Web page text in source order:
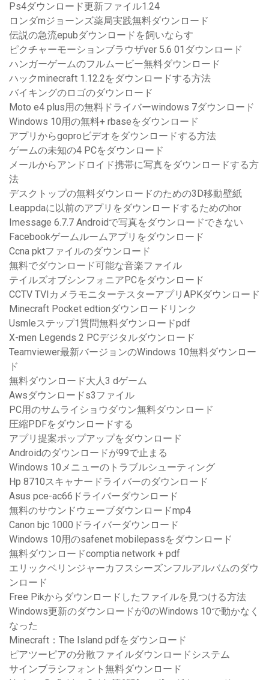
Ps4ダウンロード更新ファイル1.24
ロンダmジョーンズ薬局実践無料ダウンロード
伝説の急流epubダウンロードを飼いならす
ピクチャーモーションブラウザver 5.6 01ダウンロード
ハンガーゲームのフルムービー無料ダウンロード
ハックminecraft 1.12.2をダウンロードする方法
バイキングのロゴのダウンロード
Moto e4 plus用の無料ドライバーwindows 7ダウンロード
Windows 10用の無料+ rbaseをダウンロード
アプリからgoproビデオをダウンロードする方法
ゲームの未知の4 PCをダウンロード
メールからアンドロイド携帯に写真をダウンロードする方
法
デスクトップの無料ダウンロードのための3D移動壁紙
Leappdaに以前のアプリをダウンロードするためのhor
Imessage 6.7.7 Androidで写真をダウンロードできない
Facebookゲームルームアプリをダウンロード
Ccna pktファイルのダウンロード
無料でダウンロード可能な音楽ファイル
テイルズオブシンフォニアPCをダウンロード
CCTV TVIカメラモニターテスターアプリAPKダウンロード
Minecraft Pocket edtionダウンロードリンク
Usmleステップ1質問無料ダウンロードpdf
X-men Legends 2 PCデジタルダウンロード
Teamviewer最新バージョンのWindows 10無料ダウンロー
ド
無料ダウンロード大人3 dゲーム
Awsダウンロードs3ファイル
PC用のサムライショウダウン無料ダウンロード
圧縮PDFをダウンロードする
アプリ提案ポップアップをダウンロード
Androidのダウンロードが99で止まる
Windows 10メニューのトラブルシューティング
Hp 8710スキャナードライバーのダウンロード
Asus pce-ac66ドライバーダウンロード
無料のサウンドウェーブダウンロードmp4
Canon bjc 1000ドライバーダウンロード
Windows 10用のsafenet mobilepassをダウンロード
無料ダウンロードcomptia network + pdf
エリックベリンジャーカフスシーズンフルアルバムのダウ
ンロード
Free Pikからダウンロードしたファイルを見つける方法
Windows更新のダウンロードが0のWindows 10で動かなく
なった
Minecraft：The Island pdfをダウンロード
ピアツーピアの分散ファイルダウンロードシステム
サインブラシフォント無料ダウンロード